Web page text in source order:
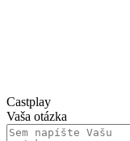
Castplay
Vaša otázka